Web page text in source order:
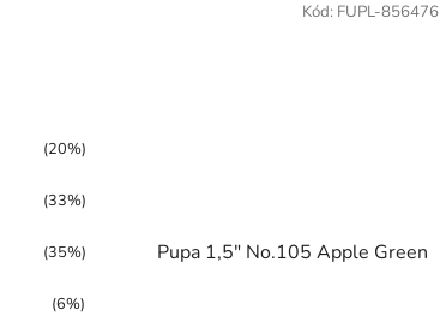
(20%)
(33%)
(35%)
(6%)
Pupa 1,5" No.105 Apple Green
Kód: FUPL-856476